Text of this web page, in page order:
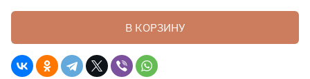
В КОРЗИНУ